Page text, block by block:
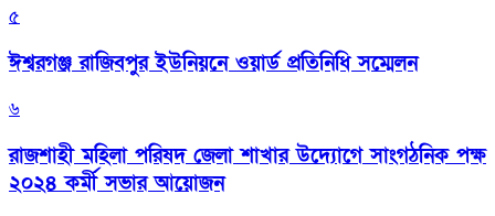
৫
ঈশ্বরগঞ্জ রাজিবপুর ইউনিয়নে ওয়ার্ড প্রতিনিধি সম্মেলন
৬
রাজশাহী মহিলা পরিষদ জেলা শাখার উদ্যোগে সাংগঠনিক পক্ষ
২০২৪ কর্মী সভার আয়োজন